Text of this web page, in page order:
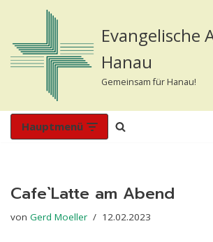
Inhalt
springen
Evangelische
Hanau
Gemeinsam für Hanau!
Hauptmenü
Cafe`Latte am Abend
von Gerd Moeller 12.02.2023